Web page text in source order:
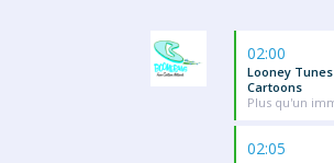
02:00
Looney Tunes
Cartoons
Plus qu'un
02:05